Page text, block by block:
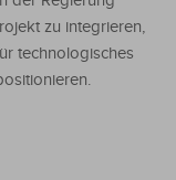
zu integrieren,
technologisches